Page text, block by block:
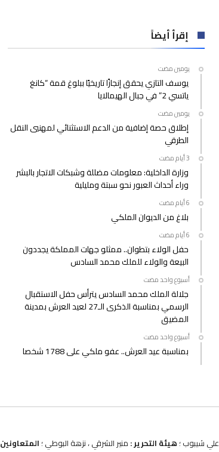
لاستخلاص
العبر
لصون
الذاكرة
مغلقة
إقرأ أيضاً
‫‫‫‏‫يومين مضت‬
يوسف التازي يحقق إنجازًا تاريخيًا ببلوغ قمة “كانغ
ياتسي 2” في جبال الهيمالايا
‫‫‫‏‫يومين مضت‬
إطلاق حصة إضافية من الدعم الاستثنائي لمهنيي النقل
الطرقي
وزارة الداخلية: معلومات مضللة وشبكات الاتجار بالبشر
وراء أحداث العبور نحو سبتة ومليلية
بلاغ من الديوان الملكي
حفل الولاء بتطوان.. ممثلو جهات المملكة يجددون
البيعة والولاء للملك محمد السادس
‫‫‫‏‫أسبوع واحد مضت‬
جلالة الملك محمد السادس يترأس حفل الاستقبال
الرسمي بمناسبة الذكرى الـ27 لعيد العرش بمدينة
المضيق
‫‫‫‏‫أسبوع واحد مضت‬
بمناسبة عيد العرش.. عفو ملكي على 1788 شخصا
علي شيبوب ؛ هيئة التحرير : منير الشرقي ، نزهة البوطي ؛ المتعاونين